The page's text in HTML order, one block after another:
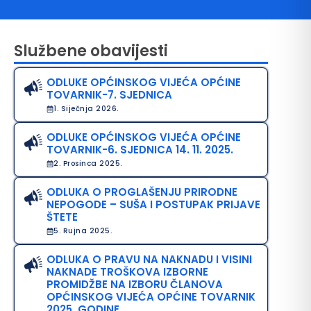
na pristup informacijama
o pristupačnosti
privatnosti
Službene obavijesti
ODLUKE OPĆINSKOG VIJEĆA OPĆINE
TOVARNIK-7. SJEDNICA
1. Siječnja 2026.
ODLUKE OPĆINSKOG VIJEĆA OPĆINE
TOVARNIK-6. SJEDNICA 14. 11. 2025.
2. Prosinca 2025.
ODLUKA O PROGLAŠENJU PRIRODNE
NEPOGODE – SUŠA I POSTUPAK PRIJAVE
ŠTETE
5. Rujna 2025.
ODLUKA O PRAVU NA NAKNADU I VISINI
NAKNADE TROŠKOVA IZBORNE
PROMIDŽBE NA IZBORU ČLANOVA
OPĆINSKOG VIJEĆA OPĆINE TOVARNIK